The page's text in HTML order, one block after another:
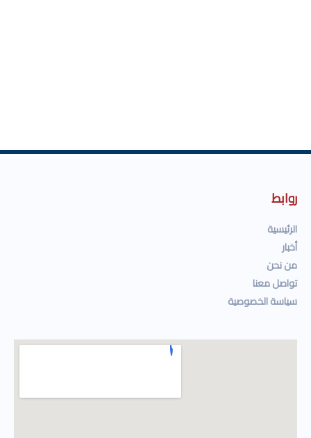
روابط
الرئيسية
أخبار
من نحن
تواصل معنا
سياسة الخصوصية